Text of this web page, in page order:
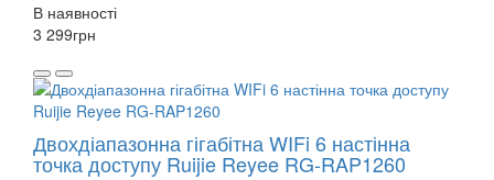
В наявності
3 299грн
Двохдіапазонна гігабітна WIFi 6 настінна
точка доступу Ruijie Reyee RG-RAP1260